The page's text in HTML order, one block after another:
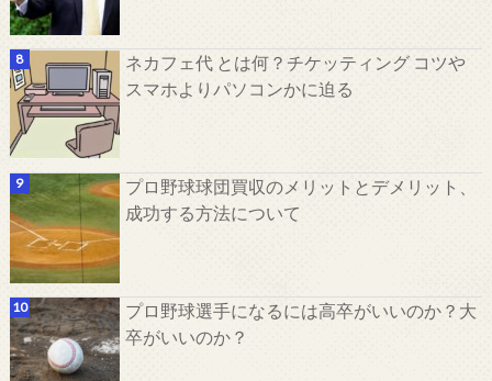
ネカフェ代 とは何？チケッティング コツや
スマホよりパソコンかに迫る
プロ野球球団買収のメリットとデメリット、
成功する方法について
プロ野球選手になるには高卒がいいのか？大
卒がいいのか？